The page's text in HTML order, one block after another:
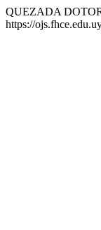
QUEZADA
https://